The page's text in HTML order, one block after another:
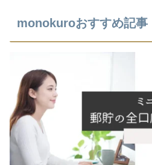
monokuroおすすめ記事